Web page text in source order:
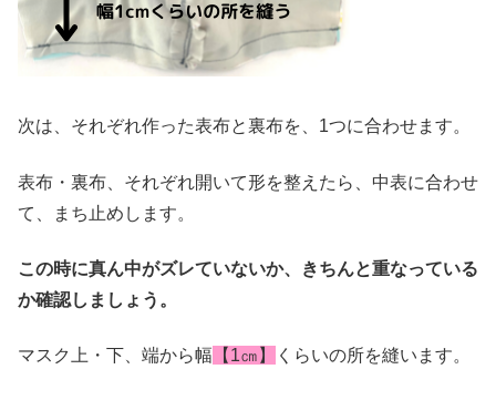
次は、それぞれ作った表布と裏布を、 1つに合わせます。
表布・裏布、それぞれ開いて形を整えたら、中表に合わせ
て、まち止めします。
この時に真ん中がズレていないか、きちんと重なっている
か確認しましょう。
マスク上・下、端から幅 【1㎝】 くらいの所を縫います。